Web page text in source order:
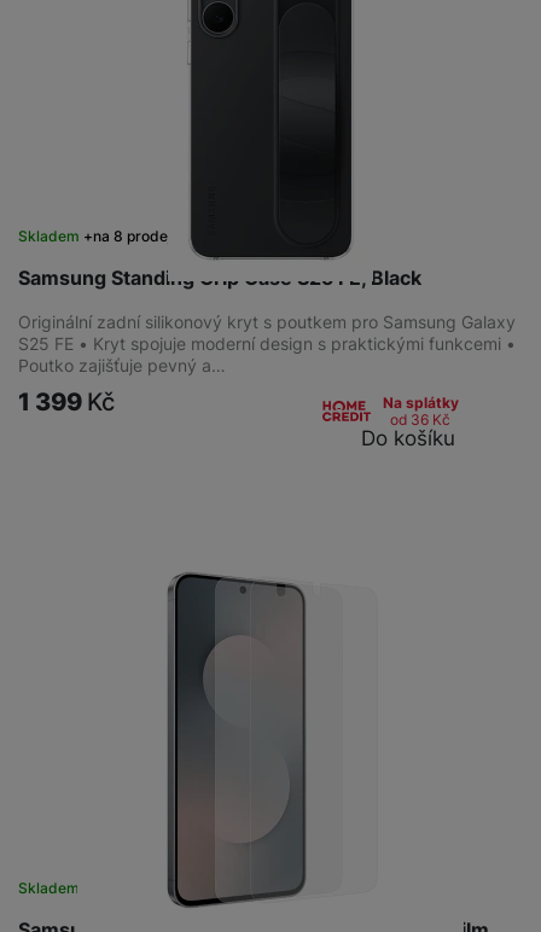
Samsung Standing Grip Case S25 FE, Black
Skladem na 8 prodejnách
Originální zadní silikonový kryt s poutkem pro Samsung Galaxy
S25 FE • Kryt spojuje moderní design s praktickými funkcemi •
Poutko zajišťuje pevný a…
1 399 Kč
Na splátky
od 36 Kč
Do košíku
Skladem na 2 prodejnách